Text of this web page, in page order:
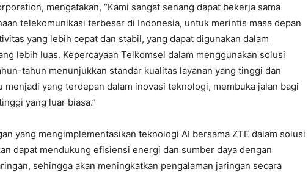
mengatakan, “Kami sangat senang dapat bekerja sama
telekomunikasi terbesar di Indonesia, untuk merintis masa depan
yang lebih cepat dan stabil, yang dapat digunakan dalam
lebih luas. Kepercayaan Telkomsel dalam menggunakan solusi
tahun menunjukkan standar kualitas layanan yang tinggi dan
menjadi yang terdepan dalam inovasi teknologi, membuka jalan bagi
yang luar biasa.”
yang mengimplementasikan teknologi AI bersama ZTE dalam solusi
dapat mendukung efisiensi energi dan sumber daya dengan
sehingga akan meningkatkan pengalaman jaringan secara